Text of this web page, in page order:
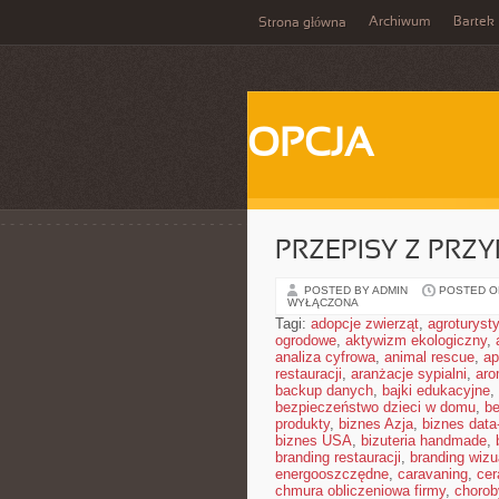
Strona główna Archiwum Bartek
OPCJA
PRZEPISY Z
POSTED BY ADMIN POSTED
WYŁĄCZONA
Tagi: adopcje zwierząt,
ogrodowe, aktywizm ekologiczny,
analiza cyfrowa, animal rescue,
restauracji, aranżacje sypialni,
backup danych, bajki edukacyjne,
bezpieczeństwo dzieci w domu,
produkty, biznes Azja, biznes
biznes USA, bizuteria handmade,
branding restauracji, branding
energooszczędne, caravaning,
chmura obliczeniowa firmy,